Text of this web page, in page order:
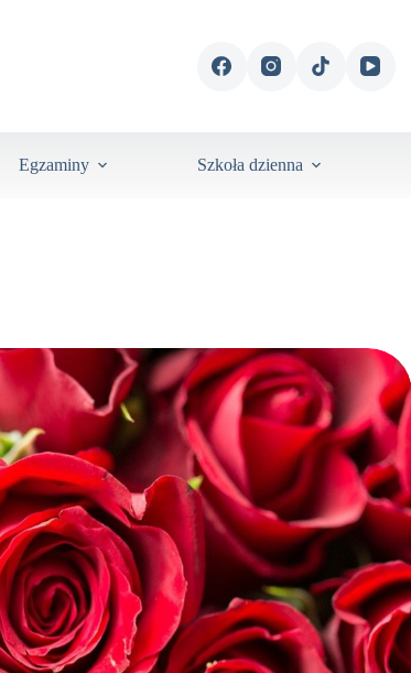
Egzaminy Szkoła dzienna